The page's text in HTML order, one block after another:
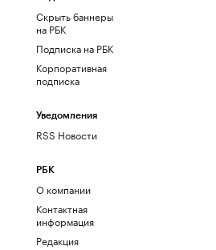
Скрыть баннеры
на РБК
Подписка на РБК
Корпоративная
подписка
Уведомления
RSS Новости
РБК
О компании
Контактная
информация
Редакция